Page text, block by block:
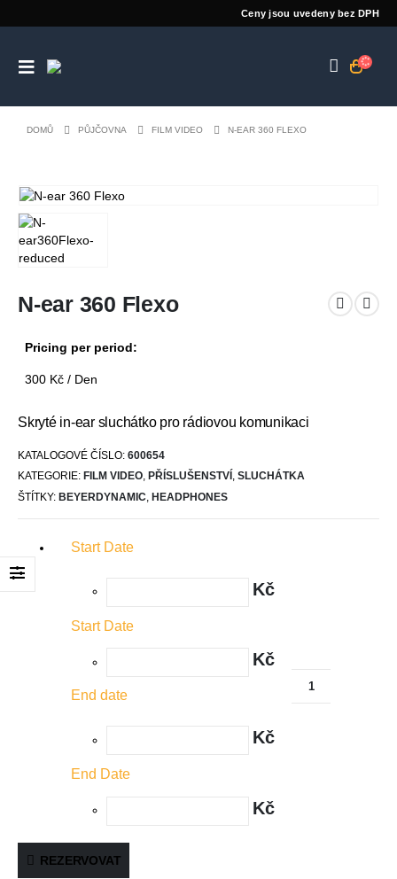
Ceny jsou uvedeny bez DPH
DOMŮ PŮJČOVNA FILM VIDEO N-EAR 360 FLEXO
N-ear 360 Flexo
Pricing per period:
300 Kč / Den
Skryté in-ear sluchátko pro rádiovou komunikaci
KATALOGOVÉ ČÍSLO: 600654
KATEGORIE: FILM VIDEO, PŘÍSLUŠENSTVÍ , SLUCHÁTKA
ŠTÍTKY: BEYERDYNAMIC HEADPHONES
Start Date
Kč
Start Date
Kč
End date
Kč
End Date
Kč
REZERVOVAT